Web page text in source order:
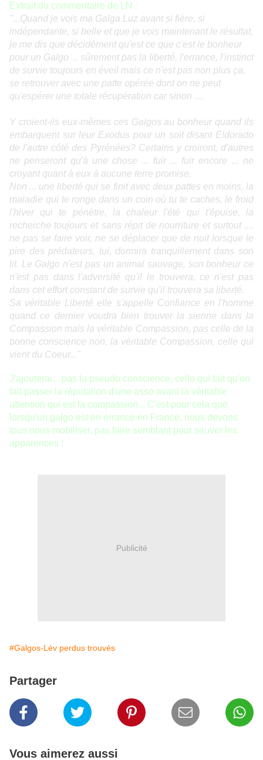
Extrait du commentaire de LN :
"...Quand je vois ma Galga Luz avant si fière, si
indépendante, si belle et que je vois maintenant le résultat,
je me dis que décidément qu'est ce que c'est le bonheur
pour un Galgo ... sûrement pas la liberté, l'errance, l'instinct
de survie toujours en éveil mais ce n'est pas non plus ça,
se retrouver avec une patte opérée dont on ne peut
qu'espérer une totale récupération car sinon ....
Y croient-ils eux-mêmes ces Galgos au bonheur quand ils
embarquent sur leur Exodus pour un soit disant Eldorado
de l'autre côté des Pyrénées? Certains y croiront, d'autres
ne penseront qu'à une chose ... fuir ... fuir encore ... ne
croyant quant à eux à aucune terre promise.
Non ... une liberté qui se finit avec deux pattes en moins, la
maladie qui te ronge dans un coin où tu te caches, le froid
l'hiver qui te pénètre, la chaleur l'été qui t'épuise, la
recherche toujours et sans répit de nourriture et surtout ....
ne pas se faire voir, ne se déplacer que de nuit lorsque le
pire des prédateurs, lui, dormira tranquillement dans son
lit. Le Galgo n'est pas un animal sauvage, son bonheur ce
n'est pas dans l'adversité qu'il le trouvera, ce n'est pas
dans cet effort constant de survie qu'il trouvera sa liberté.
Sa véritable Liberté elle s'appelle Confiance en l'homme
quand ce dernier voudra bien trouver la sienne dans la
Compassion mais la véritable Compassion, pas celle de la
bonne conscience non, la véritable Compassion, celle qui
vient du Coeur..."
J'ajouterai... pas la pseudo conscience, celle qui fait qu'on
fait passer la réputation d'une asso avant la véritable
attention qui est la compassion... C'est pour cela que
lorsqu'un galgo est en errance en France, nous devons
tous nous mobiliser, pas faire semblant pour sauver les
apparences !
Publicité
#Galgos-Lév perdus trouvés
Partager
Vous aimerez aussi